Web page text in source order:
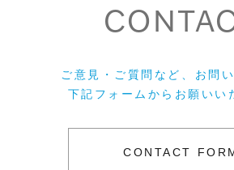
ご意見・ご質問など、お問い
下記フォームからお願いい
CONTACT